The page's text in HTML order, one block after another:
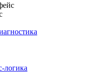
логика